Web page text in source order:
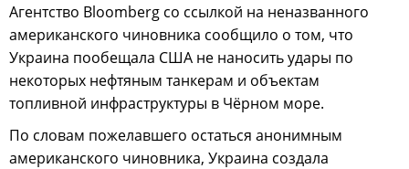
Агентство Bloomberg со ссылкой на неназванного
американского чиновника сообщило о том, что
Украина пообещала США не наносить удары по
некоторых нефтяным танкерам и объектам
топливной инфраструктуры в Чёрном море.
По словам пожелавшего остаться анонимным
американского чиновника, Украина создала